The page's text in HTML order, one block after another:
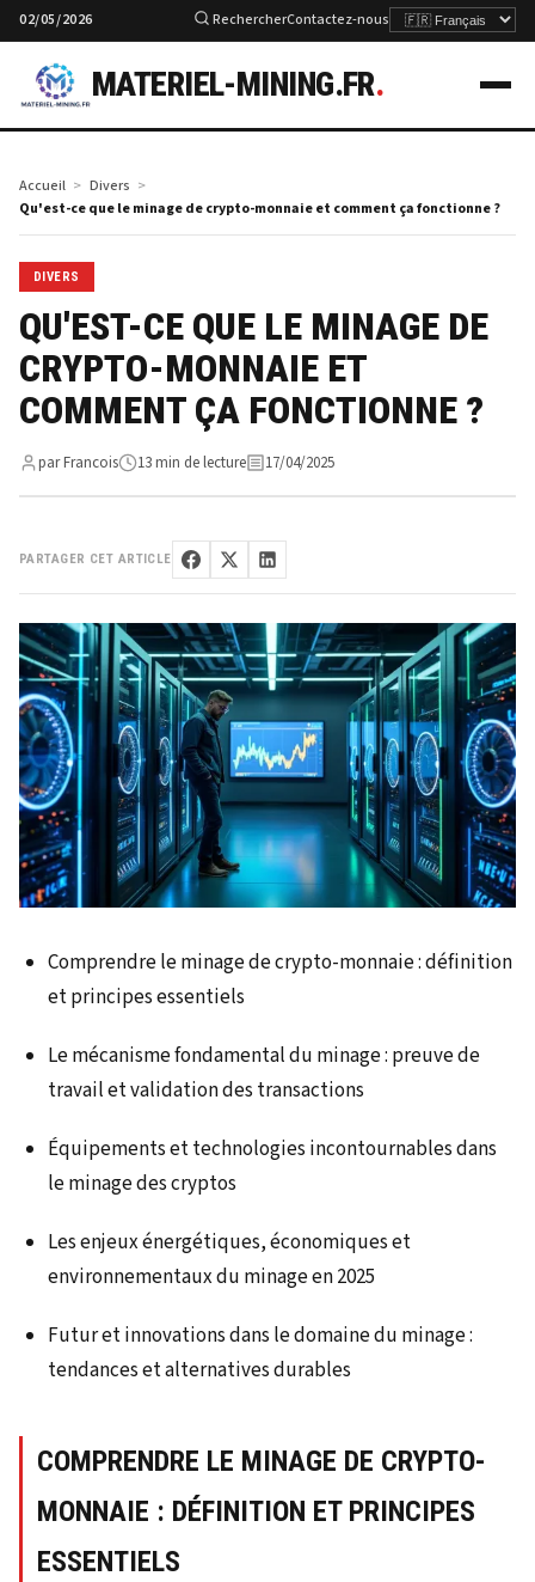
02/05/2026 RechercherContactez-nous
MATERIEL-MINING.FR.
Accueil
Divers
Qu'est-ce que le minage de crypto-monnaie et comment ça fonctionne ?
DIVERS
QU'EST-CE QUE LE MINAGE DE
CRYPTO-MONNAIE ET
COMMENT ÇA FONCTIONNE ?
par Francois 13 min de lecture 17/04/2025
PARTAGER CET ARTICLE
Comprendre le minage de crypto-monnaie : définition
et principes essentiels
Le mécanisme fondamental du minage : preuve de
travail et validation des transactions
Équipements et technologies incontournables dans
le minage des cryptos
Les enjeux énergétiques, économiques et
environnementaux du minage en 2025
Futur et innovations dans le domaine du minage :
tendances et alternatives durables
COMPRENDRE LE MINAGE DE CRYPTO-
MONNAIE : DÉFINITION ET PRINCIPES
ESSENTIELS